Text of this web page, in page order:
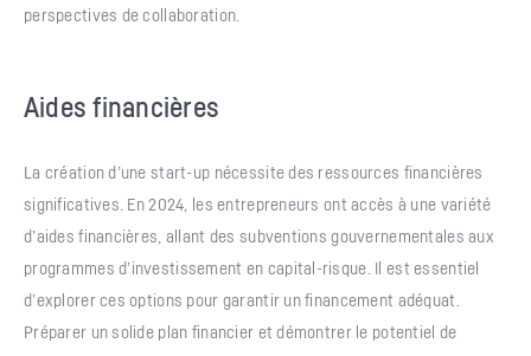
perspectives de collaboration.
Aides financières
La création d’une start-up nécessite des ressources financières
significatives. En 2024, les entrepreneurs ont accès à une variété
d’aides financières, allant des subventions gouvernementales aux
programmes d’investissement en capital-risque. Il est essentiel
d’explorer ces options pour garantir un financement adéquat.
Préparer un solide plan financier et démontrer le potentiel de